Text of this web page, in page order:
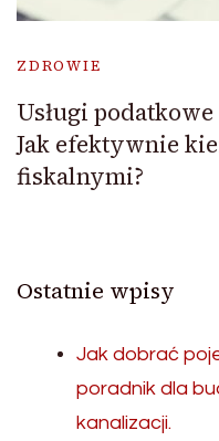
ZDROWIE
Usługi
Jak efektywnie
fiskalnymi?
Ostatnie wpisy
Jak dobrać
poradnik dla
kanalizacji.